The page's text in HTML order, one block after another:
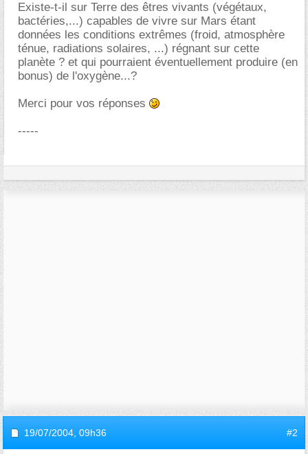
Existe-t-il sur Terre des êtres vivants (végétaux,
bactéries,...) capables de vivre sur Mars étant
données les conditions extrêmes (froid, atmosphère
ténue, radiations solaires, ...) régnant sur cette
planète ? et qui pourraient éventuellement produire (en
bonus) de l'oxygène...?
Merci pour vos réponses
-----
19/07/2004, 09h36 #2